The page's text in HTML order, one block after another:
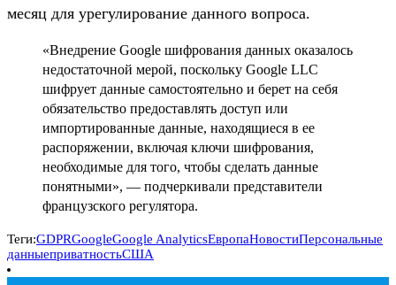
месяц для урегулирование данного вопроса.
«Внедрение Google шифрования данных оказалось
недостаточной мерой, поскольку Google LLC
шифрует данные самостоятельно и берет на себя
обязательство предоставлять доступ или
импортированные данные, находящиеся в ее
распоряжении, включая ключи шифрования,
необходимые для того, чтобы сделать данные
понятными», — подчеркивали представители
французского регулятора.
Теги:GDPRGoogleGoogle AnalyticsЕвропаНовостиПерсональные
данныеприватностьСША